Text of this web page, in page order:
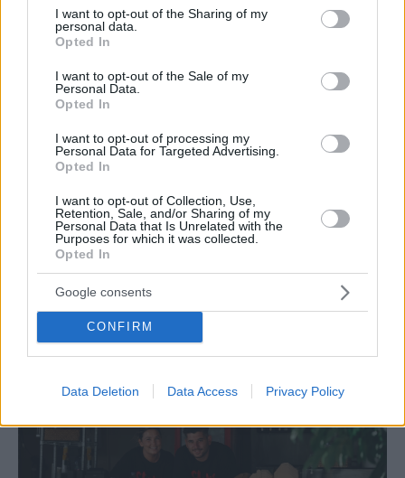
not limited to your visit or usage behaviour. You may click to
grant or deny consent to Google and its third-party tags to
use your data for below specified purposes in below Google
consent section.
I want to opt-out of the Sharing of my
personal data.
Opted In
I want to opt-out of the Sale of my
Personal Data.
Opted In
I want to opt-out of processing my
Personal Data for Targeted Advertising.
Opted In
I want to opt-out of Collection, Use,
Retention, Sale, and/or Sharing of my
Personal Data that Is Unrelated with the
Purposes for which it was collected.
Opted In
Google consents
CONFIRM
Data Deletion Data Access Privacy Policy
επενδύει σε δράσεις που καλλιεργούν δεξιότητες ζωής,
επιχειρηματική σκέψη και ουσιαστική σύνδεση των
Share this
Εκπαίδευση διαδραστικό ευρωπαϊκό σχολείο
ΔΙΑΒΑΣΤΕ ΑΚΟΜΑ